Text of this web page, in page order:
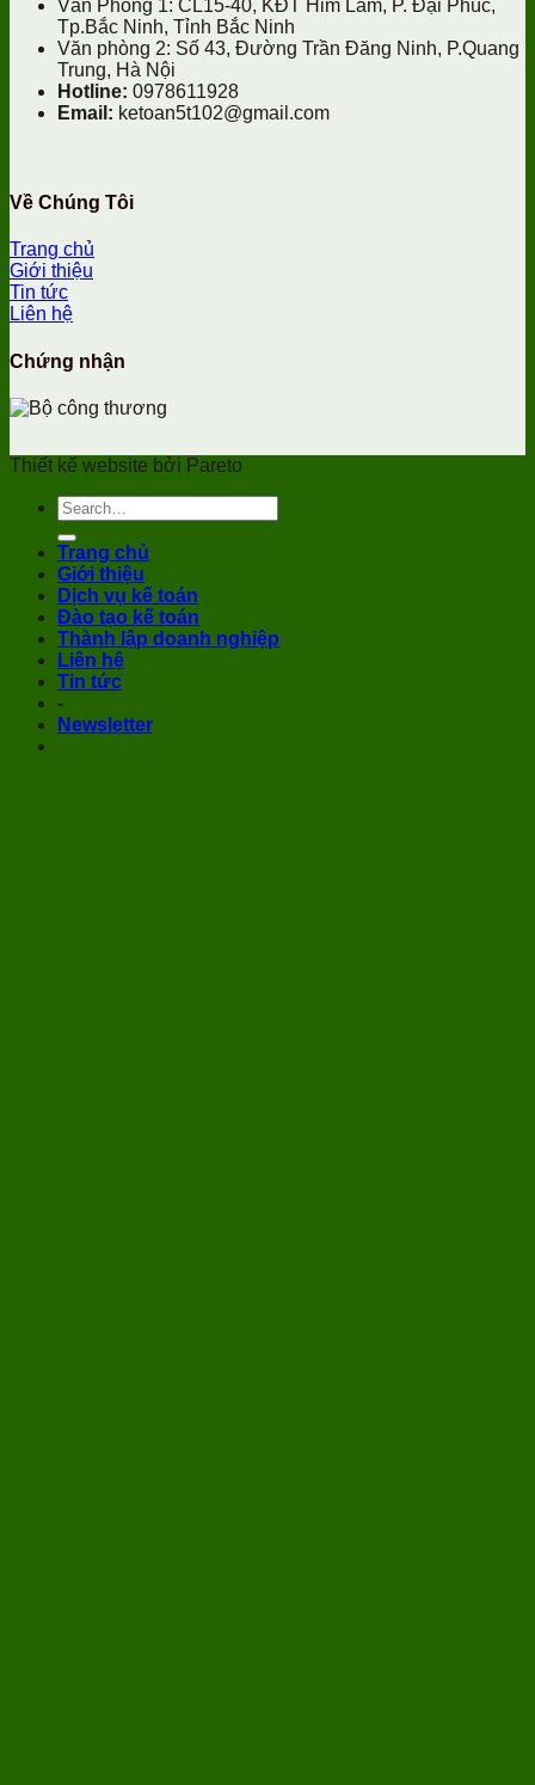
Văn Phòng 1: CL15-40, KĐT Him Lam, P. Đại Phúc,
Tp.Bắc Ninh, Tỉnh Bắc Ninh
Văn phòng 2: Số 43, Đường Trần Đăng Ninh, P.Quang
Trung, Hà Nội
Hotline: 0978611928
Email: ketoan5t102@gmail.com
Về Chúng Tôi
Trang chủ
Giới thiệu
Tin tức
Liên hệ
Chứng nhận
Thiết kế website bởi Pareto
Trang chủ
Giới thiệu
Dịch vụ kế toán
Đào tạo kế toán
Thành lập doanh nghiệp
Liên hệ
Tin tức
-
Newsletter